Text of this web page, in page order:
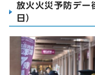
放火火災予防デ
日）